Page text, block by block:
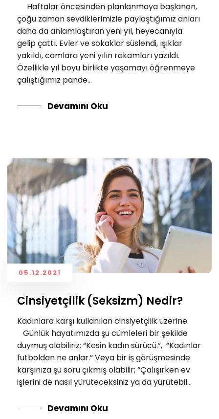
Haftalar öncesinden planlanmaya başlanan,
çoğu zaman sevdiklerimizle paylaştığımız anları
daha da anlamlaştıran yeni yıl, heyecanıyla
gelip çattı. Evler ve sokaklar süslendi, ışıklar
yakıldı, camlara yeni yılın rakamları yazıldı.
Özellikle yıl boyu birlikte yaşamayı öğrenmeye
çalıştığımız pande...
Devamını Oku
05.12.2021
Cinsiyetçilik (Seksizm) Nedir?
Kadınlara karşı kullanılan cinsiyetçilik üzerine
Günlük hayatımızda şu cümleleri bir şekilde
duymuş olabiliriz; “Kesin kadın sürücü.”, “Kadınlar
futboldan ne anlar.” Veya bir iş görüşmesinde
karşınıza şu soru çıkmış olabilir; “Çalışırken ev
işlerini de nasıl yürüteceksiniz ya da yürütebil...
Devamını Oku